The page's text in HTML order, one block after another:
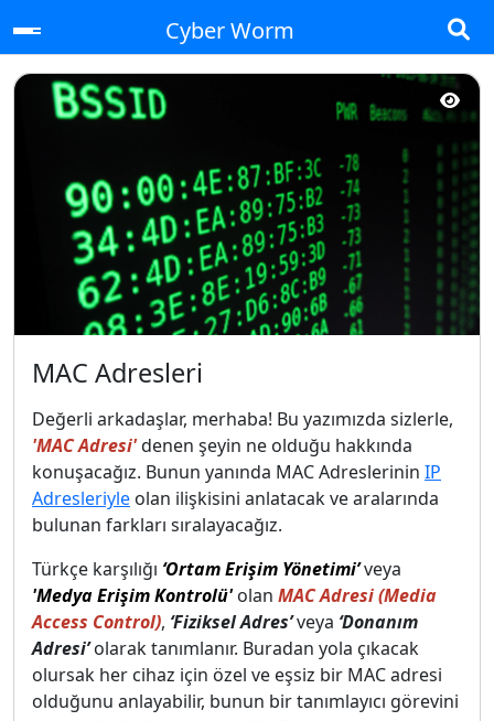
Cyber Worm
MAC Adresleri
Değerli arkadaşlar, merhaba! Bu yazımızda sizlerle,
'MAC Adresi'denen şeyin ne olduğu hakkında
konuşacağız. Bunun yanında MAC Adreslerinin IP
Adresleriyle olan ilişkisini anlatacak ve aralarında
bulunan farkları sıralayacağız.
Türkçe karşılığı ‘Ortam Erişim Yönetimi’veya
'Medya Erişim Kontrolü'olan MAC Adresi (Media
Access Control), ‘Fiziksel Adres’veya ‘Donanım
Adresi’olarak tanımlanır. Buradan yola çıkacak
olursak her cihaz için özel ve eşsiz bir MAC adresi
olduğunu anlayabilir, bunun bir tanımlayıcı görevini